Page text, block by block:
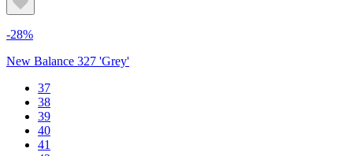
-28%
New Balance 327 'Grey'
37
38
39
40
41